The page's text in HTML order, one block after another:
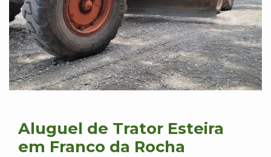
Aluguel de Trator Esteira
em Franco da Rocha